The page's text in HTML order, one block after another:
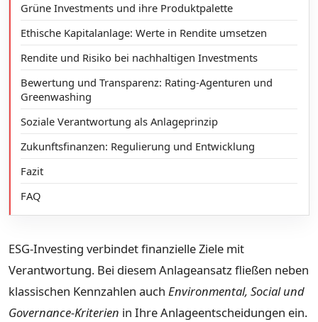
Grüne Investments und ihre Produktpalette
Ethische Kapitalanlage: Werte in Rendite umsetzen
Rendite und Risiko bei nachhaltigen Investments
Bewertung und Transparenz: Rating-Agenturen und
Greenwashing
Soziale Verantwortung als Anlageprinzip
Zukunftsfinanzen: Regulierung und Entwicklung
Fazit
FAQ
ESG-Investing verbindet finanzielle Ziele mit
Verantwortung. Bei diesem Anlageansatz fließen neben
klassischen Kennzahlen auch Environmental, Social und
Governance-Kriterien in Ihre Anlageentscheidungen ein.